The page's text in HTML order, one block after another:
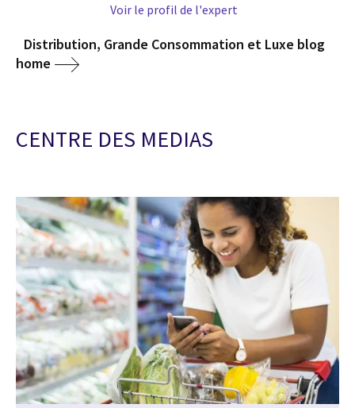
Voir le profil de l'expert
Distribution, Grande Consommation et Luxe blog
home
CENTRE DES MEDIAS